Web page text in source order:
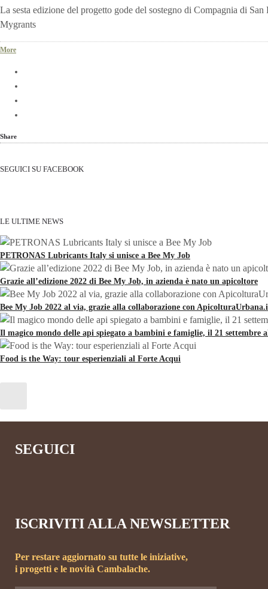
La sesta edizione del progetto gode del sostegno di Compagnia di
Mygrants
More
Share
SEGUICI SU FACEBOOK
LE ULTIME NEWS
PETRONAS Lubricants Italy si unisce a Bee My Job
Grazie all’edizione 2022 di Bee My Job, in azienda è nato un apicoltore
Bee My Job 2022 al via, grazie alla collaborazione con
Il magico mondo delle api spiegato a bambini e famiglie, il 21 settembre
Food is the Way: tour esperienziali al Forte Acqui
SEGUICI
ISCRIVITI ALLA NEWSLETTER
Per restare aggiornato su tutte le iniziative,
i progetti e le novità Cambalache.